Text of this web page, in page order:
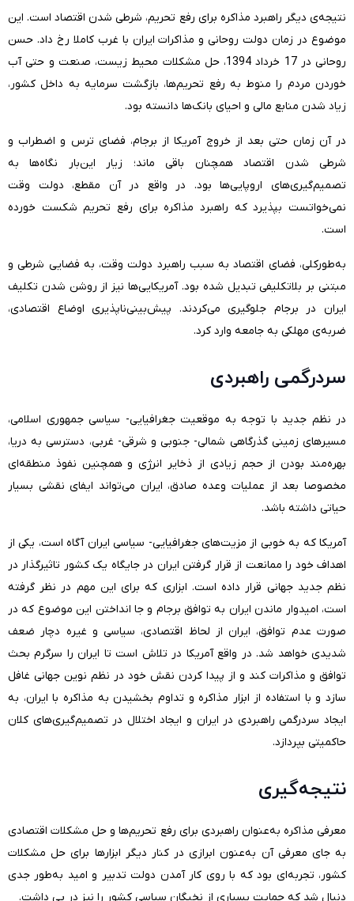
نتیجه‌ی دیگر راهبرد مذاکره برای رفع تحریم، شرطی شدن اقتصاد است. این
موضوع در زمان دولت روحانی و مذاکرات ایران با غرب کاملا رخ داد. حسن
روحانی در 17 خرداد 1394، حل مشکلات محیط زیست، صنعت و حتی آب
خوردن مردم را منوط به رفع تحریم‌ها، بازگشت سرمایه به داخل کشور،
زیاد شدن منابع مالی و احیای بانک‌ها دانسته بود.
در آن زمان حتی بعد از خروج آمریکا از برجام، فضای ترس و اضطراب و
شرطی شدن اقتصاد همچنان باقی ماند؛ زیار این‌بار نگاه‌ها به
تصمیم‌گیری‌های اروپایی‌ها بود. در واقع در آن مقطع، دولت وقت
نمی‌خواتست بپذیرد که راهبرد مذاکره برای رفع تحریم شکست خورده
است.
به‌طورکلی، فضای اقتصاد به سبب راهبرد دولت وقت، به فضایی شرطی و
مبتنی بر بلاتکلیفی تبدیل شده بود. آمریکایی‌ها نیز از روشن شدن تکلیف
ایران در برجام جلوگیری می‌کردند. پیش‌بینی‌ناپذیری اوضاع اقتصادی،
ضربه‌ی مهلکی به جامعه وارد کرد.
سردرگمی راهبردی
در نظم جدید با توجه به موقعیت جغرافیایی- سیاسی جمهوری اسلامی،
مسیرهای زمینی گذرگاهی شمالی- جنوبی و شرقی- غربی، دسترسی به دریا،
بهره‌مند بودن از حجم زیادی از ذخایر انرژی و همچنین نفوذ منطقه‌ای
مخصوصا بعد از عملیات وعده صادق، ایران می‌تواند ایفای نقشی بسیار
حیاتی داشته باشد.
آمریکا که به خوبی از مزیت‌های جغرافیایی- سیاسی ایران آگاه است، یکی از
اهداف خود را ممانعت از قرار گرفتن ایران در جایگاه یک کشور تاثیرگذار در
نظم جدید جهانی قرار داده است. ابزاری که برای این مهم در نظر گرفته
است، امیدوار ماندن ایران به توافق برجام و جا انداختن این موضوع که در
صورت عدم توافق، ایران از لحاظ اقتصادی، سیاسی و غیره دچار ضعف
شدیدی خواهد شد. در واقع آمریکا در تلاش است تا ایران را سرگرم بحث
توافق و مذاکرات کند و از پیدا کردن نقش خود در نظم نوین جهانی غافل
سازد و با استفاده از ابزار مذاکره و تداوم بخشیدن به مذاکره با ایران، به
ایجاد سردرگمی راهبردی در ایران و ایجاد اختلال در تصمیم‌گیری‌های کلان
حاکمیتی بپردازد.
نتیجه‌گیری
معرفی مذاکره به‌عنوان راهبردی برای رفع تحریم‌ها و حل مشکلات اقتصادی
به جای معرفی آن به‌عنون ابرازی در کنار دیگر ابزارها برای حل مشکلات
کشور، تجربه‎‌ای بود که با روی کار آمدن دولت تدبیر و امید به‌طور جدی
دنبال شد که حمایت بسیاری از نخبگان سیاسی کشور را نیز در پی داشت.